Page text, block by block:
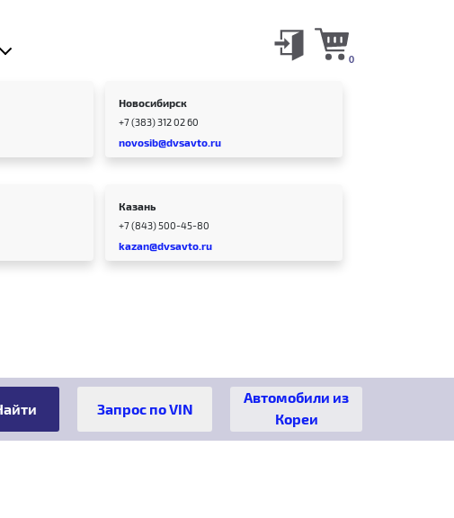
0
Новосибирск
+7 (383) 312 02 60
novosib@dvsavto.ru
Казань
+7 (843) 500-45-80
kazan@dvsavto.ru
Автомобили из
Кореи